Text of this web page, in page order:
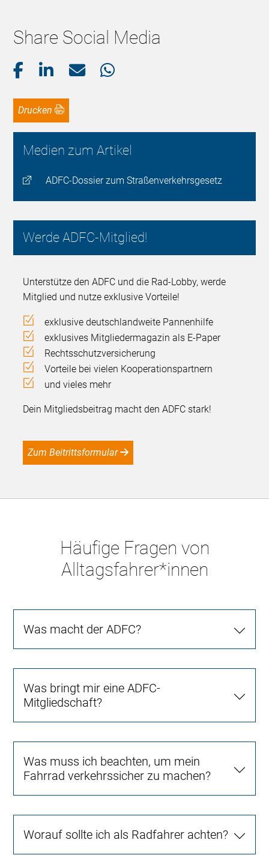
Share Social Media
Drucken
Medien zum Artikel
ADFC-Dossier zum Straßenverkehrsgesetz
Werde ADFC-Mitglied!
Unterstütze den ADFC und die Rad-Lobby, werde
Mitglied und nutze exklusive Vorteile!
exklusive deutschlandweite Pannenhilfe
exklusives Mitgliedermagazin als E-Paper
Rechtsschutzversicherung
Vorteile bei vielen Kooperationspartnern
und vieles mehr
Dein Mitgliedsbeitrag macht den ADFC stark!
Zum Beitrittsformular
Häufige Fragen von
Alltagsfahrer*innen
Was macht der ADFC?
Was bringt mir eine ADFC-
Mitgliedschaft?
Was muss ich beachten, um mein
Fahrrad verkehrssicher zu machen?
Worauf sollte ich als Radfahrer achten?